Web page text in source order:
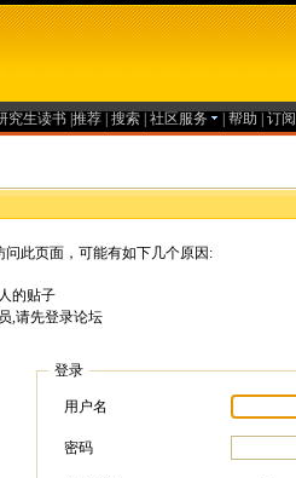
究生读书 推荐 搜索 社区服务 帮助 订
此页面，可能有如下几个原因:
的贴子
,请先登录论坛
登录
用户名
密码